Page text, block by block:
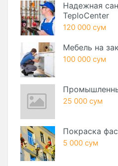
Надежная
TeploCenter
120 000 сум
Мебель на
100 000 сум
25 000 сум
Покраска
5 000 сум